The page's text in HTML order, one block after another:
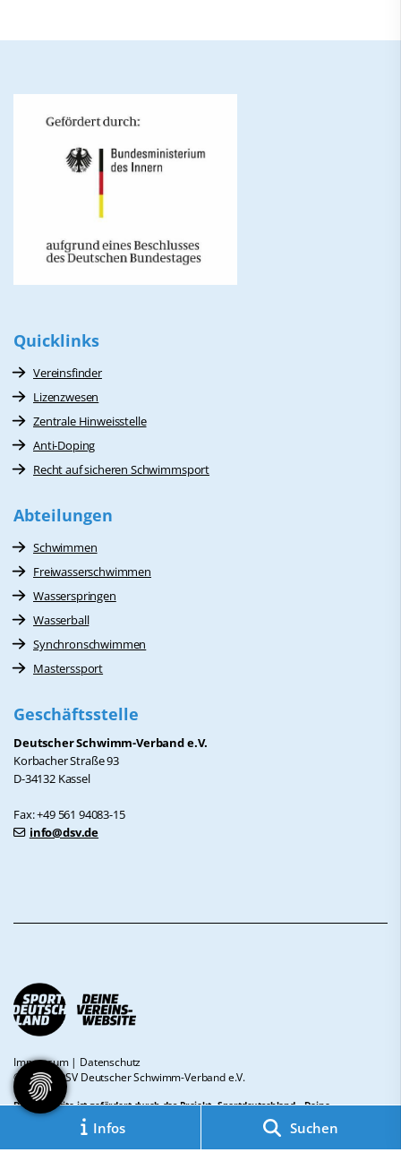
Infos Suchen
Quicklinks
Vereinsfinder
Lizenzwesen
Zentrale Hinweisstelle
Anti-Doping
Recht auf sicheren Schwimmsport
Abteilungen
Schwimmen
Freiwasserschwimmen
Wasserspringen
Wasserball
Synchronschwimmen
Masterssport
Geschäftsstelle
Deutscher Schwimm-Verband e.V.
Korbacher Straße 93
D-34132 Kassel
Fax: +49 561 94083-15
info@dsv.de
Impressum| Datenschutz
© 2026 - DSV Deutscher Schwimm-Verband e.V.
Diese Website ist gefördert durch das Projekt„Sportdeutschland – Deine
Vereinswebsite”
, einem gemeinsamen Angebot des DOSB und NETZCOCKTAIL.